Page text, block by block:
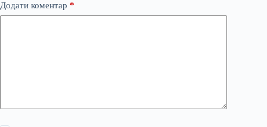
Додати коментар *